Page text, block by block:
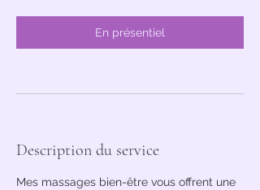
à
1
3
i
En présentiel
Description du service
Mes massages bien-être vous offrent une